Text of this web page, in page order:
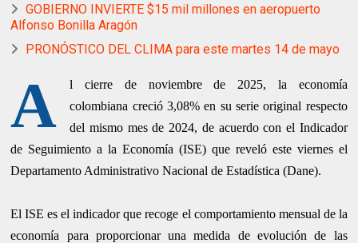
GOBIERNO INVIERTE $15 mil millones en aeropuerto
Alfonso Bonilla Aragón
PRONÓSTICO DEL CLIMA para este martes 14 de mayo
A
l cierre de noviembre de 2025, la economía
colombiana creció 3,08% en su serie original respecto
del mismo mes de 2024, de acuerdo con el Indicador
de Seguimiento a la Economía (ISE) que reveló este viernes el
Departamento Administrativo Nacional de Estadística (Dane).
El ISE es el indicador que recoge el comportamiento mensual de la
economía para proporcionar una medida de evolución de las